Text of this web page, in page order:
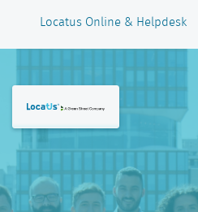
Locatus Online & Helpdesk